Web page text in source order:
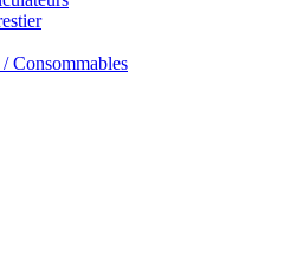
Consommables